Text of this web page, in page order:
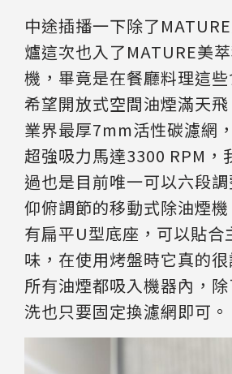
中途插播一下除了
爐這次也入了MATURE美
機，畢竟是在餐廳料理這
希望開放式空間油煙滿天
業界最厚7mm活性碳濾網
超強吸力馬達3300 RPM，
過也是目前唯一可以六段
仰俯調節的移動式除油煙
有扁平U型底座，可以貼合
味，在使用烤盤時它真的
所有油煙都吸入機器內，
洗也只要固定換濾網即可。